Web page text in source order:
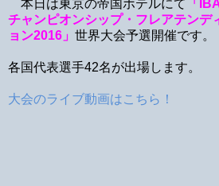
本日は東京の帝国ホテルにて
「
チャンピオンシップ・フレアテンデ
ョン2016」 世界大会予選開催です。
各国代表選手42名が出場します。
大会のライブ動画はこちら！